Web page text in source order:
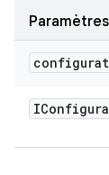
Paramètres